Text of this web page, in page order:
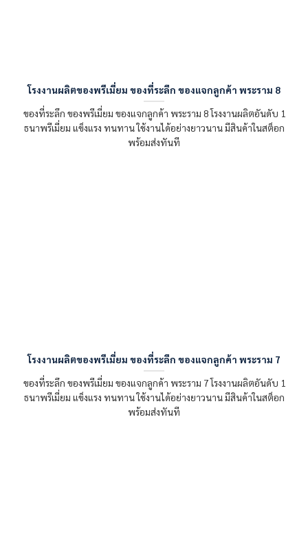
โรงงานผลิตของพรีเมี่ยม ของที่ระลึก ของแจกลูกค้า พระราม 8
ของที่ระลึก ของพรีเมี่ยม ของแจกลูกค้า พระราม 8 โรงงานผลิตอันดับ 1
ธนาพรีเมี่ยม แข็งแรง ทนทาน ใช้งานได้อย่างยาวนาน มีสินค้าในสต็อก
พร้อมส่งทันที
โรงงานผลิตของพรีเมี่ยม ของที่ระลึก ของแจกลูกค้า พระราม 7
ของที่ระลึก ของพรีเมี่ยม ของแจกลูกค้า พระราม 7 โรงงานผลิตอันดับ 1
ธนาพรีเมี่ยม แข็งแรง ทนทาน ใช้งานได้อย่างยาวนาน มีสินค้าในสต็อก
พร้อมส่งทันที